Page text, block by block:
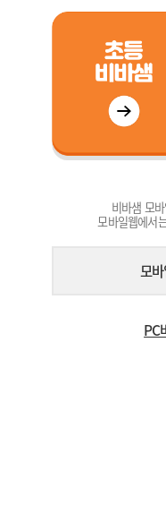
비바샘 모
모바일웹에서
모
PC